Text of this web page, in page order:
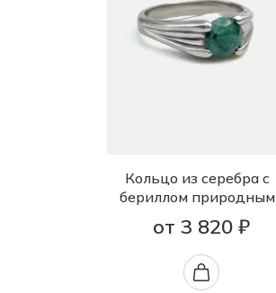
Кольцо из серебра с
бериллом природным
от 3 820 ₽